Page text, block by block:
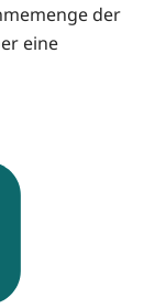
der
eine